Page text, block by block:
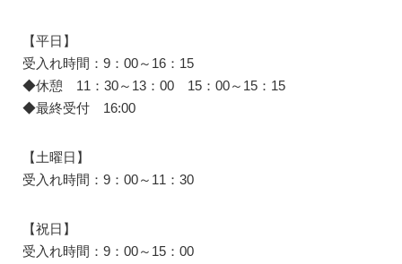
【平日】
受入れ時間：9：00～16：15
◆休憩 11：30～13：00 15：00～15：15
◆最終受付 16:00
【土曜日】
受入れ時間：9：00～11：30
【祝日】
受入れ時間：9：00～15：00